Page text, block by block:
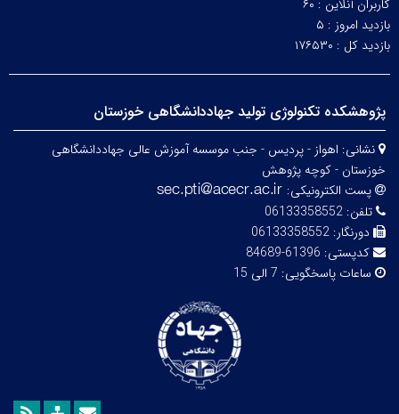
کاربران آنلاین : ۶۰
بازدید امروز : ۵
بازدید کل : ۱۷۶۵۳۰
پژوهشکده تکنولوژی تولید جهاددانشگاهی خوزستان
نشانی: اهواز - پردیس - جنب موسسه آموزش عالی جهاددانشگاهی
خوزستان - کوچه پژوهش
پست الکترونیکی:
تلفن: 06133358552
دورنگار: 06133358552
کدپستی: 61396-84689
ساعات پاسخگویی: 7 الی 15